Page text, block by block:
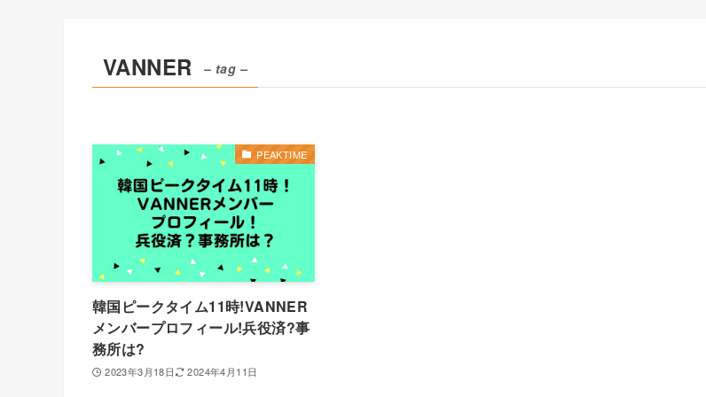
VANNER – tag –
PEAKTIME
韓国ピークタイム11時!VANNER
メンバープロフィール!兵役済?事
務所は?
2023年3月18日 2024年4月11日